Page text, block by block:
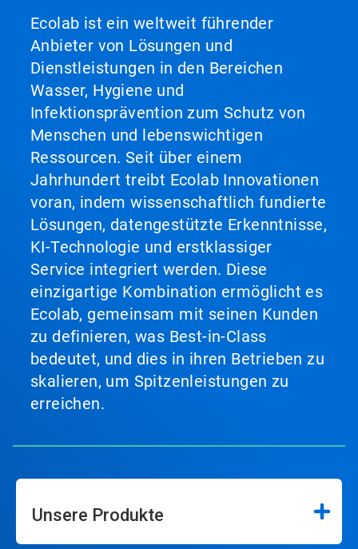
Ecolab ist ein weltweit führender
Anbieter von Lösungen und
Dienstleistungen in den Bereichen
Wasser, Hygiene und
Infektionsprävention zum Schutz von
Menschen und lebenswichtigen
Ressourcen. Seit über einem
Jahrhundert treibt Ecolab Innovationen
voran, indem wissenschaftlich fundierte
Lösungen, datengestützte Erkenntnisse,
KI-Technologie und erstklassiger
Service integriert werden. Diese
einzigartige Kombination ermöglicht es
Ecolab, gemeinsam mit seinen Kunden
zu definieren, was Best-in-Class
bedeutet, und dies in ihren Betrieben zu
skalieren, um Spitzenleistungen zu
erreichen.
Unsere Produkte